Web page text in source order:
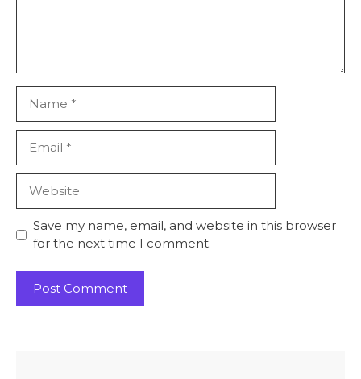
Save my name, email, and website in this browser
for the next time I comment.